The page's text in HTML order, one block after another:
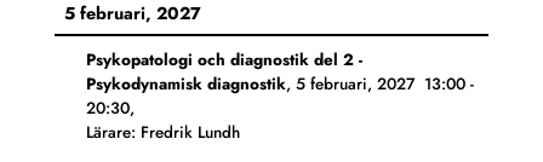
5 februari, 2027
Psykopatologi och diagnostik del 2 -
Psykodynamisk diagnostik, 5 februari, 2027 13:00-
20:30,
Lärare: Fredrik Lundh